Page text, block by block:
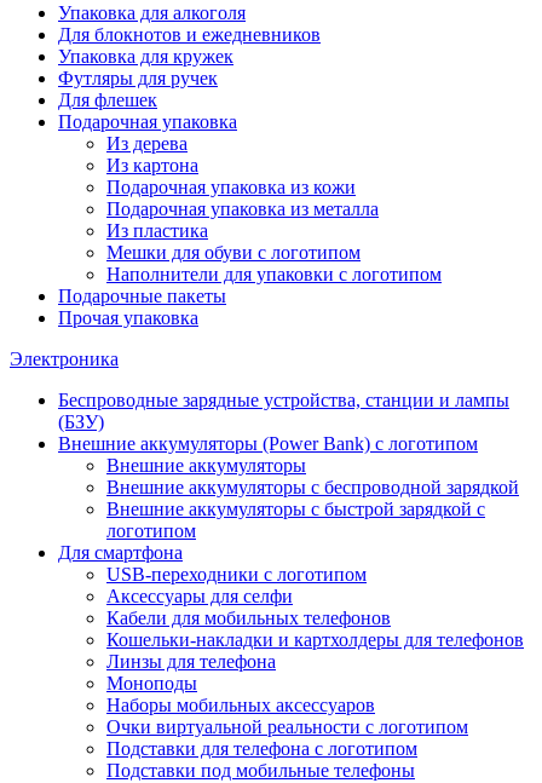
Упаковка для алкоголя
Для блокнотов и ежедневников
Упаковка для кружек
Футляры для ручек
Для флешек
Подарочная упаковка
Из дерева
Из картона
Подарочная упаковка из кожи
Подарочная упаковка из металла
Из пластика
Мешки для обуви с логотипом
Наполнители для упаковки с логотипом
Подарочные пакеты
Прочая упаковка
Электроника
Беспроводные зарядные устройства, станции и лампы
(БЗУ)
Внешние аккумуляторы (Power Bank) с логотипом
Внешние аккумуляторы
Внешние аккумуляторы с беспроводной зарядкой
Внешние аккумуляторы с быстрой зарядкой с
логотипом
Для смартфона
USB-переходники с логотипом
Аксессуары для селфи
Кабели для мобильных телефонов
Кошельки-накладки и картхолдеры для телефонов
Линзы для телефона
Моноподы
Наборы мобильных аксессуаров
Очки виртуальной реальности с логотипом
Подставки для телефона с логотипом
Подставки под мобильные телефоны